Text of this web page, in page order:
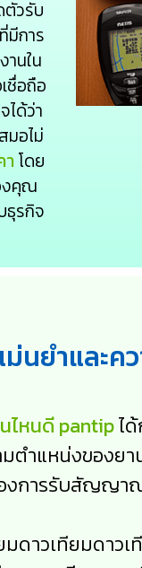
วรับ
การ
นใน
ชื่อถือ
ด้ว่า
มอไม่
โดย
งคุณ
ธุรกิจ
ยำและค
ไหนดี pantipไ
มตำแหน่งของ
งการรับสัญญ
เทียมดาวเที